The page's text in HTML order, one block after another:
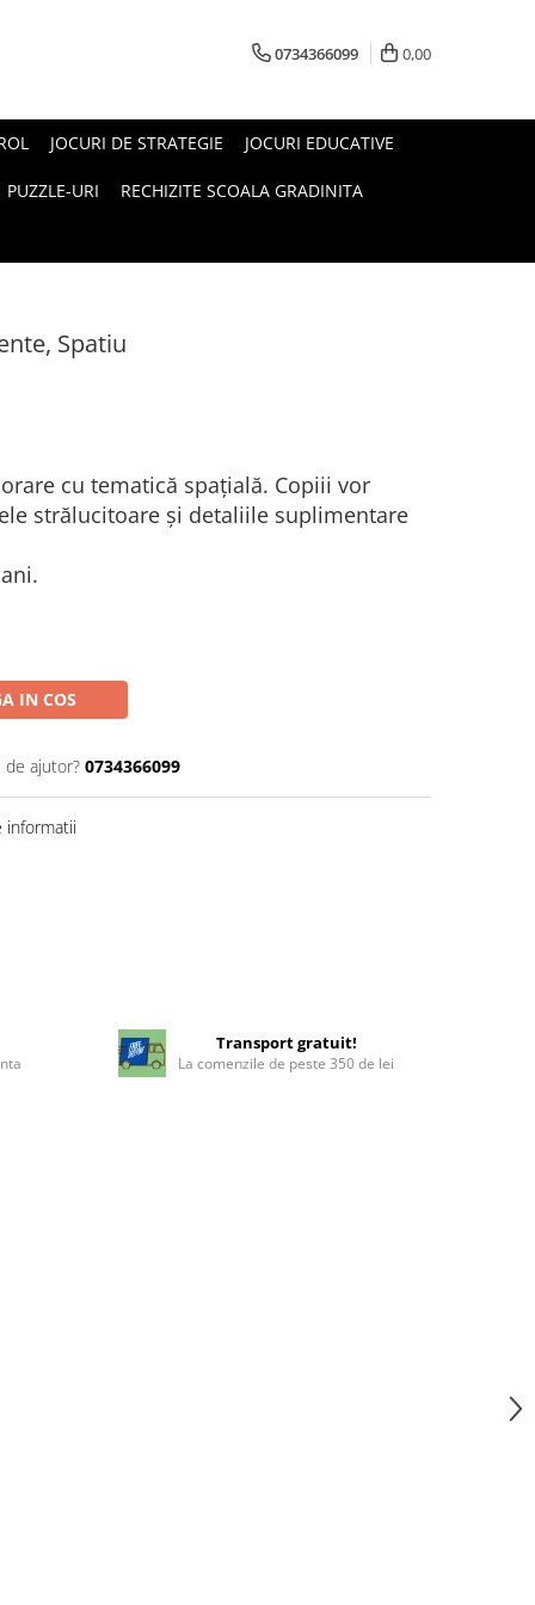
0734366099 0,00
JOCURI DE STRATEGIE JOCURI EDUCATIVE
PUZZLE-URI RECHIZITE SCOALA GRADINITA
Spatiu
cu tematică spațială. Copiii vor
strălucitoare și detaliile suplimentare
IN COS
de ajutor? 0734366099
informatii
Transport gratuit!
La comenzile de peste 350 de lei